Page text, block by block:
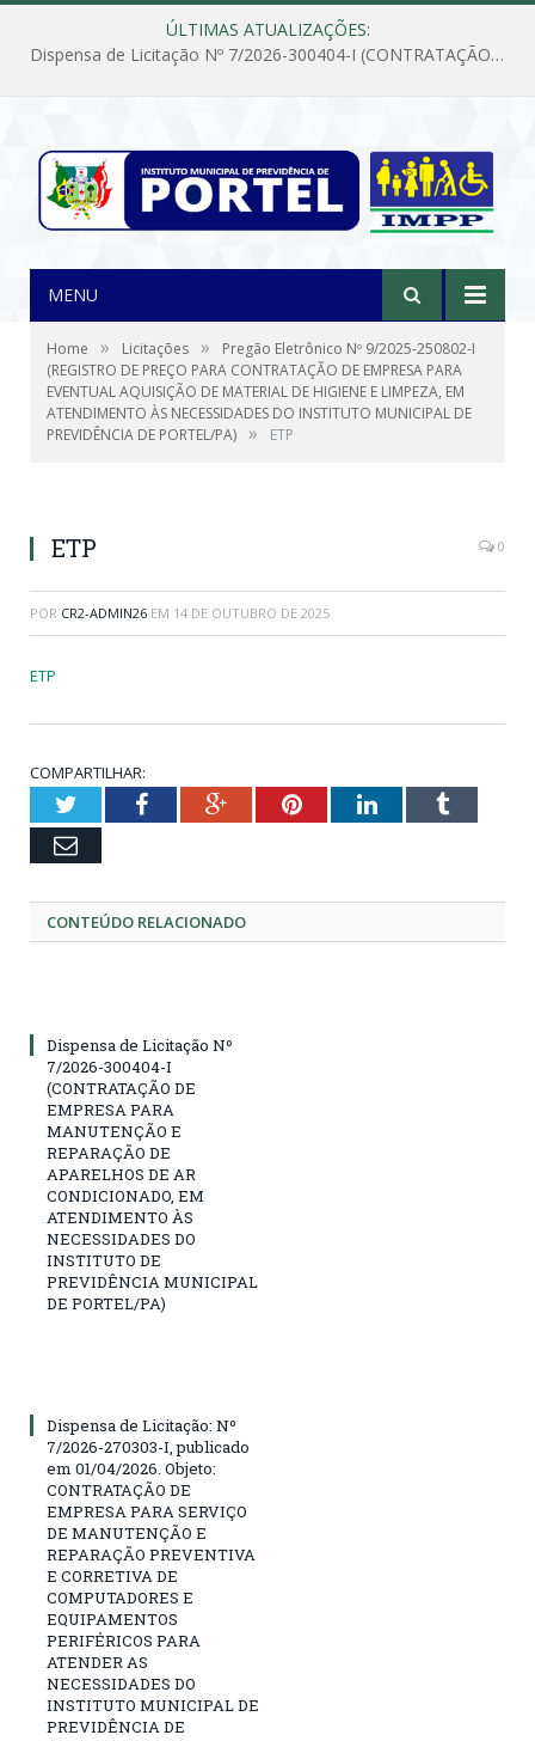
ÚLTIMAS ATUALIZAÇÕES:
Dispensa de Licitação Nº 7/2026-300404-I (CONTRATAÇÃO DE EMPRESA PARA MANUTENÇÃO E REPARAÇÃO DE APARELHOS DE AR CONDICIONADO, EM ATENDIMENTO ÀS NECESSIDADES DO INSTITUTO DE PREVIDÊNCIA MUNICIPAL DE PORTEL/PA)
MENU
Home » Licitações »
Pregão Eletrônico Nº 9/2025-250802-I
(REGISTRO DE PREÇO PARA CONTRATAÇÃO DE EMPRESA PARA
EVENTUAL AQUISIÇÃO DE MATERIAL DE HIGIENE E LIMPEZA, EM
ATENDIMENTO ÀS NECESSIDADES DO INSTITUTO MUNICIPAL DE
PREVIDÊNCIA DE PORTEL/PA) » ETP
ETP 0
POR CR2-ADMIN26 EM 14 DE OUTUBRO DE 2025
ETP
COMPARTILHAR:
TwitterFacebookGoogle+PinterestLinkedInTumblr
Email
CONTEÚDO RELACIONADO
Dispensa de Licitação Nº
7/2026-300404-I
(CONTRATAÇÃO DE
EMPRESA PARA
MANUTENÇÃO E
REPARAÇÃO DE
APARELHOS DE AR
CONDICIONADO, EM
ATENDIMENTO ÀS
NECESSIDADES DO
INSTITUTO DE
PREVIDÊNCIA MUNICIPAL
DE PORTEL/PA)
Dispensa de Licitação: Nº
7/2026-270303-I, publicado
em 01/04/2026. Objeto:
CONTRATAÇÃO DE
EMPRESA PARA SERVIÇO
DE MANUTENÇÃO E
REPARAÇÃO PREVENTIVA
E CORRETIVA DE
COMPUTADORES E
EQUIPAMENTOS
PERIFÉRICOS PARA
ATENDER AS
NECESSIDADES DO
INSTITUTO MUNICIPAL DE
PREVIDÊNCIA DE